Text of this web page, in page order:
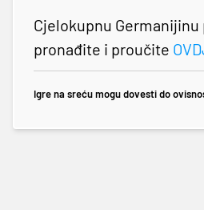
Cjelokupnu Germanijinu
pronađite i proučite
Igre na sreću mogu dovesti do